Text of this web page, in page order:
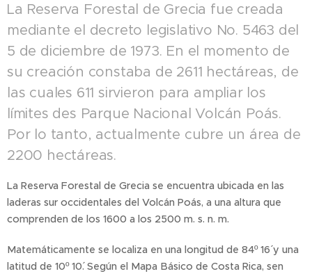
La Reserva Forestal de Grecia fue creada
mediante el decreto legislativo No. 5463 del
5 de diciembre de 1973. En el momento de
su creación constaba de 2611 hectáreas, de
las cuales 611 sirvieron para ampliar los
límites des Parque Nacional Volcán Poás.
Por lo tanto, actualmente cubre un área de
2200 hectáreas.
La Reserva Forestal de Grecia se encuentra ubicada en las
laderas sur occidentales del Volcán Poás, a una altura que
comprenden de los 1600 a los 2500 m. s. n. m.
Matemáticamente se localiza en una longitud de 84º 16´ y una
latitud de 10º 10´. Según el Mapa Básico de Costa Rica, sen